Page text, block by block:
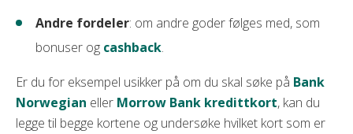
Andre fordeler: om andre goder følges med, som
bonuser og cashback.
Er du for eksempel usikker på om du skal søke på Bank
Norwegian eller Morrow Bank kredittkort, kan du
legge til begge kortene og undersøke hvilket kort som er